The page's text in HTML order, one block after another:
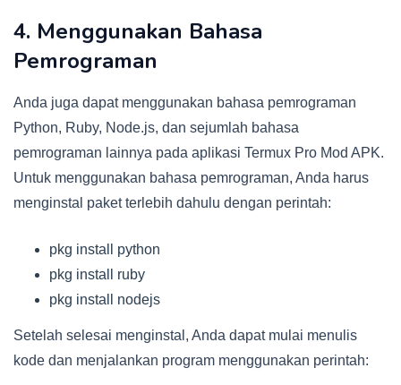
4. Menggunakan Bahasa
Pemrograman
Anda juga dapat menggunakan bahasa pemrograman
Python, Ruby, Node.js, dan sejumlah bahasa
pemrograman lainnya pada aplikasi Termux Pro Mod APK.
Untuk menggunakan bahasa pemrograman, Anda harus
menginstal paket terlebih dahulu dengan perintah:
pkg install python
pkg install ruby
pkg install nodejs
Setelah selesai menginstal, Anda dapat mulai menulis
kode dan menjalankan program menggunakan perintah: